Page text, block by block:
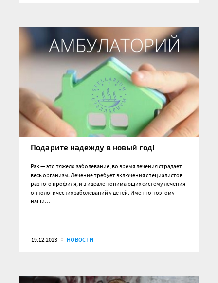
Подарите надежду в новый год!
Рак — это тяжело заболевание, во время лечения страдает
весь организм. Лечение требует включения специалистов
разного профиля, и в идеале понимающих систему лечения
онкологических заболеваний у детей. Именно поэтому
наши…
19.12.2023 НОВОСТИ